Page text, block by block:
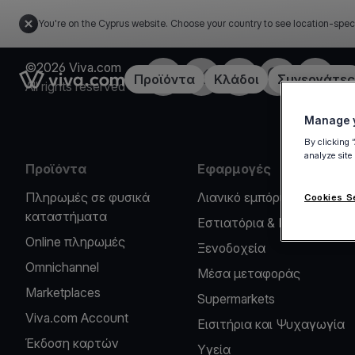
You're on the Cyprus website. Choose your country to see location-
Link to the homepageΠροϊόντα Κλάδοι Συνεργάτες
©2026 Viva.com
All rights reserved
Facebook
X LinkedInInstagramYouTube
Προϊόντα
Πληρωμές σε φυσικά
καταστήματα
Online πληρωμές
Omnichannel
Marketplaces
Viva.com Account
Έκδοση καρτών
Εφαρμογές
Λιανικό εμπόριο
Εστιατόρια & Καφέ
Ξενοδοχεία
Μέσα μεταφοράς
Supermarkets
Εισιτήρια και Ψυχαγωγία
Υγεία
Manage
By clicking
analyze
Cookies